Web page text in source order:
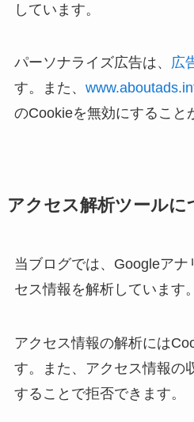
しています。
パーソナライズ広告は、 広
す。また、
のCookieを無効にすること
アクセス解析ツールに
当ブログでは、Googleアナ
セス情報を解析しています。
アクセス情報の解析には
す。また、アクセス情報の
することで拒否できます。